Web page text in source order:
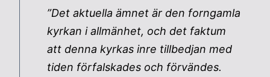
”Det aktuella ämnet är den forngamla
kyrkan i allmänhet, och det faktum
att denna kyrkas inre tillbedjan med
tiden förfalskades och förvändes.